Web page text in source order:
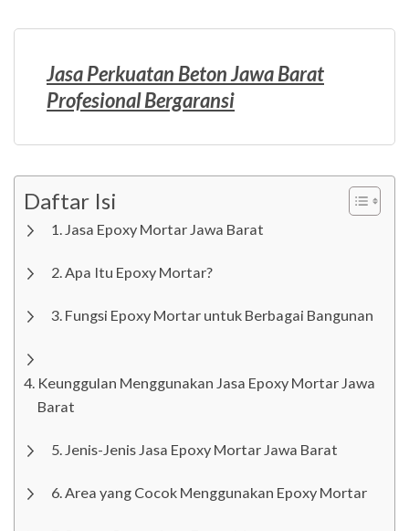
Jasa Perkuatan Beton Jawa Barat
Profesional Bergaransi
Daftar Isi
Jasa Epoxy Mortar Jawa Barat
Apa Itu Epoxy Mortar?
Fungsi Epoxy Mortar untuk Berbagai Bangunan
Keunggulan Menggunakan Jasa Epoxy Mortar Jawa
Barat
Jenis-Jenis Jasa Epoxy Mortar Jawa Barat
Area yang Cocok Menggunakan Epoxy Mortar